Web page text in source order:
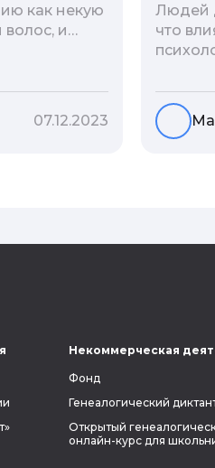
как некую
волос, и
о судьбе
07.12.2023
Людей
что
семи
Некоммерческая
Фонд
Генеалогический
Открытый
онлайн-курс для